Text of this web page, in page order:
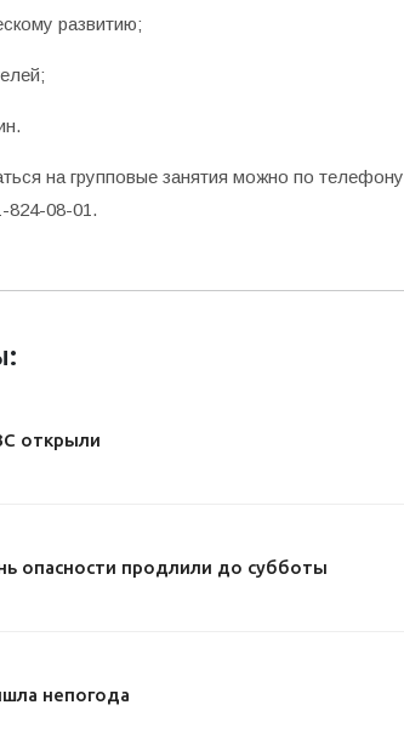
развитию;
на групповые занятия можно по телефону
824-08-01.
открыли
опасности продлили до субботы
непогода